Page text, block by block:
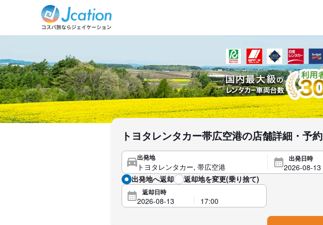
トヨタレンタカー帯広空港の店舗詳細・予約
出発地 出発日時
出発地へ返却 返却地を変更(乗り捨て)
返却日時